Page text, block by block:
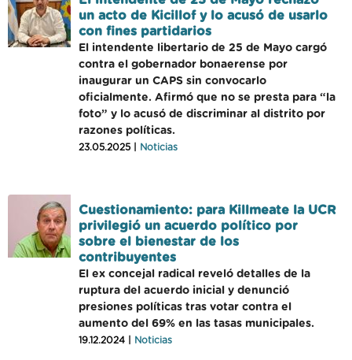
un acto de Kicillof y lo acusó de usarlo
con fines partidarios
El intendente libertario de 25 de Mayo cargó
contra el gobernador bonaerense por
inaugurar un CAPS sin convocarlo
oficialmente. Afirmó que no se presta para “la
foto” y lo acusó de discriminar al distrito por
razones políticas.
23.05.2025 | Noticias
Cuestionamiento: para Killmeate la UCR
privilegió un acuerdo político por
sobre el bienestar de los
contribuyentes
El ex concejal radical reveló detalles de la
ruptura del acuerdo inicial y denunció
presiones políticas tras votar contra el
aumento del 69% en las tasas municipales.
19.12.2024 | Noticias